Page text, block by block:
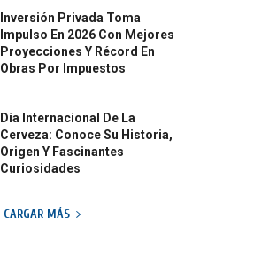
Inversión Privada Toma
Impulso En 2026 Con Mejores
Proyecciones Y Récord En
Obras Por Impuestos
Día Internacional De La
Cerveza: Conoce Su Historia,
Origen Y Fascinantes
Curiosidades
CARGAR MÁS